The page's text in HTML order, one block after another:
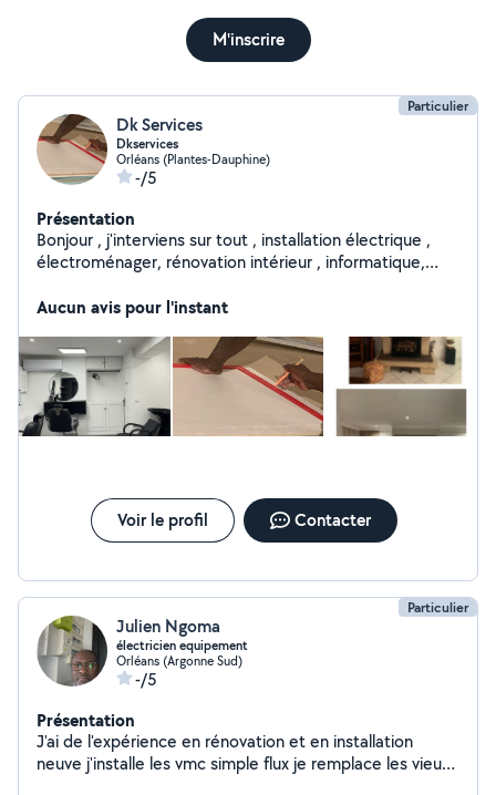
M'inscrire
Particulier
Dk Services
Dkservices
Orléans (Plantes-Dauphine)
-/5
Présentation
Bonjour , j'interviens sur tout , installation électrique ,
électroménager, rénovation intérieur , informatique,
Aucun avis pour l'instant
Voir le profil Contacter
Particulier
Julien Ngoma
électricien equipement
Orléans (Argonne Sud)
-/5
Présentation
J'ai de l'expérience en rénovation et en installation
neuve j'installe les vmc simple flux je remplace les vieux